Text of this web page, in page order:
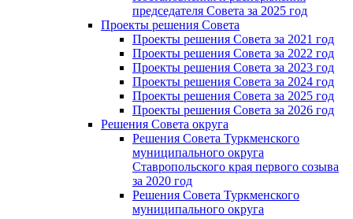
председателя Cовета за 2025 год
Проекты решения Cовета
Проекты решения Совета за 2021 год
Проекты решения Совета за 2022 год
Проекты решения Cовета за 2023 год
Проекты решения Совета за 2024 год
Проекты решения Совета за 2025 год
Проекты решения Совета за 2026 год
Решения Совета округа
Решения Совета Туркменского
муниципального округа
Ставропольского края первого созыва
за 2020 год
Решения Совета Туркменского
муниципального округа